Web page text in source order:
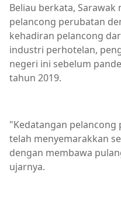
Beliau berkata,
pelancong perubatan
kehadiran pelancong
industri perhotelan,
negeri ini sebelum
tahun 2019.
"Kedatangan
telah menyemarakkan
dengan membawa
ujarnya.